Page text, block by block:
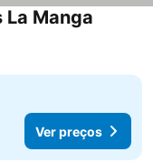
preços
Manga
Ver preços